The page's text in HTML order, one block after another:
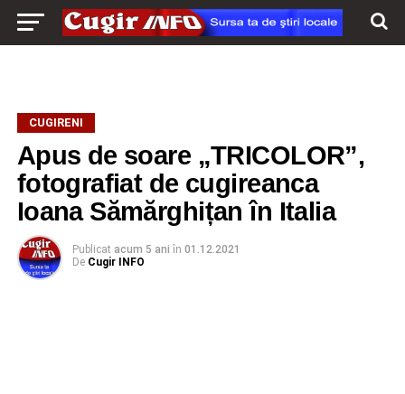
CUGIRENI
Apus de soare „TRICOLOR”,
fotografiat de cugireanca
Ioana Sămărghițan în Italia
Publicat acum 5 ani în 01.12.2021
De Cugir INFO